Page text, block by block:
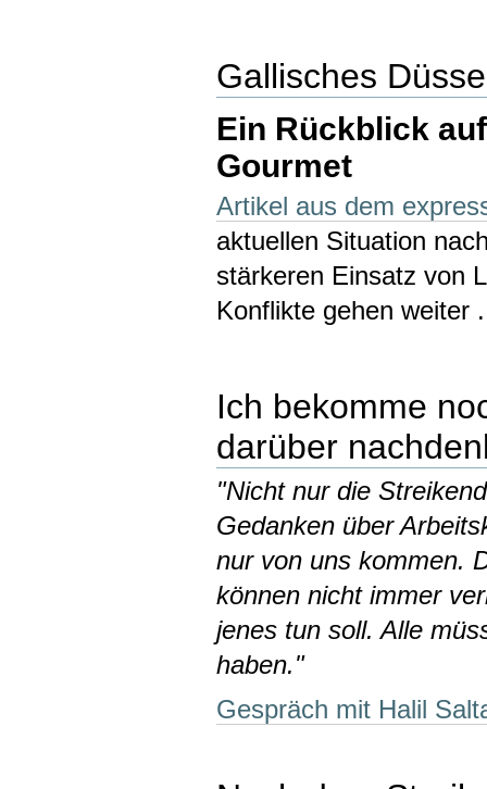
Gallisches
Ein Rückblick
Gourmet
Artikel aus dem
aktuellen Situation
stärkeren Einsatz von
Konflikte gehen weiter
Ich bekomme
darüber
"Nicht nur die
Gedanken über
nur von uns kommen.
können nicht immer
jenes tun soll. Alle
haben."
Gespräch mit Halil